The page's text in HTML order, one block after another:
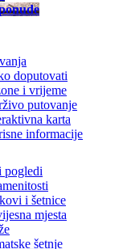
doputovati
i vrijeme
putovanje
karta
informacije
pogledi
i šetnice
mjesta
šetnje